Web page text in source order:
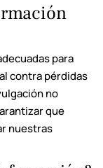
para
contra pérdidas
no
que
nuestras